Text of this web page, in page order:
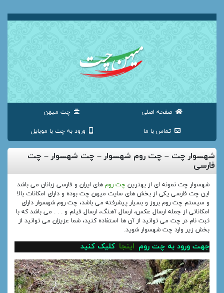
صفحه اصلی چت میهن
تماس با ما ورود به چت با موبایل
شهسوار چت – چت روم شهسوار – چت شهسوار – چت
فارسی
شهسوار چت نمونه ای از بهترین چت رومهای ایران و فارسی زبانان می باشد
این چت فارسی یکی از بخش های سایت میهن چت بوده و دارای امکانات بالا
و سیستم چت روم بروز و بسیار پیشرفته می باشد، چت روم شهسوار دارای
امکاناتی از جمله ارسال عکس، ارسال آهنگ، ارسال فیلم و . . . می باشد که با
ثبت نام در چت می توانید از آن ها استفاده کنید، شما عزیزان می توانید از
بخش زیر وارد چت شهسوار شوید.
جهت ورود به چت روم اینجا کلیک کنید